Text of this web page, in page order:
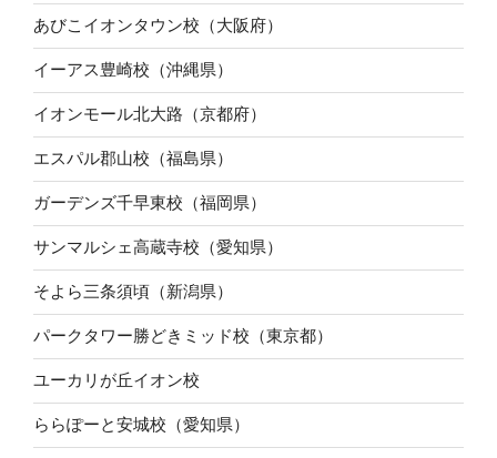
あびこイオンタウン校（大阪府）
イーアス豊崎校（沖縄県）
イオンモール北大路（京都府）
エスパル郡山校（福島県）
ガーデンズ千早東校（福岡県）
サンマルシェ高蔵寺校（愛知県）
そよら三条須頃（新潟県）
パークタワー勝どきミッド校（東京都）
ユーカリが丘イオン校
ららぽーと安城校（愛知県）